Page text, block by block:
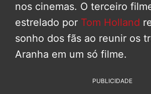
nos cinemas. O terceiro
estrelado por Tom Holland
sonho dos fãs ao reunir os
Aranha em um só filme.
PUBLICIDADE